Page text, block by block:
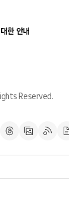
한 안내
Reserved.